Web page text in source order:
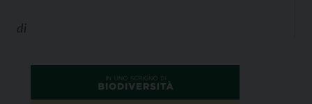
di